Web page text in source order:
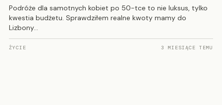
Podróże dla samotnych kobiet po 50-tce to nie luksus, tylko
kwestia budżetu. Sprawdziłem realne kwoty mamy do
Lizbony…
ŻYCIE 3 MIESIĄCE TEMU